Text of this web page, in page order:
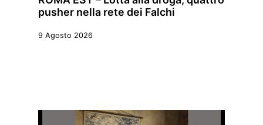
pusher nella rete dei Falchi
9 Agosto 2026